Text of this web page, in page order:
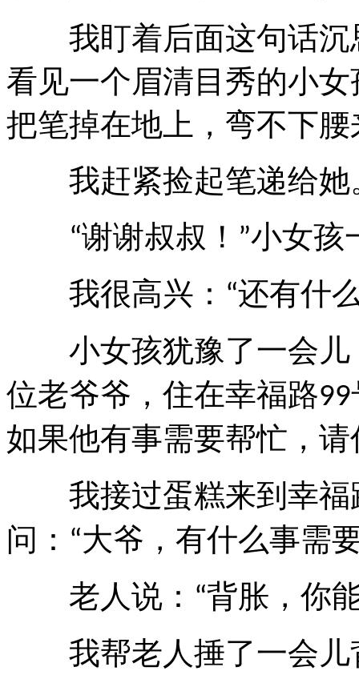
我盯着后面这句话沉
看见一个眉清目秀的小
把笔掉在地上，弯不下腰
我赶紧捡起笔递给她
“谢谢叔叔！ ”小女孩
我很高兴： “还有什
小女孩犹豫了一会儿
位老爷爷，住在幸福路99
如果他有事需要帮忙，
我接过蛋糕来到幸福
问： “大爷，有什么事需
老人说： “背胀，你
我帮老人捶了一会儿